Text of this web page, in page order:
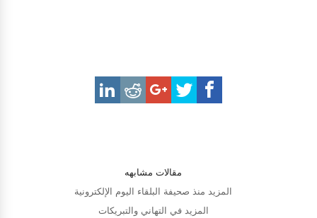
مقالات مشابهه
المزيد منذ صحيفة البلقاء اليوم الإلكترونية
المزيد في التهاني والتبريكات